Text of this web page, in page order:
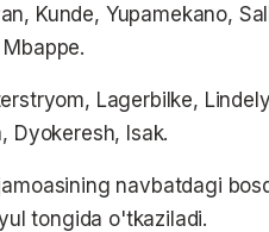
Kunde, Yupamekano,
Lagerbilke,
Dyokeresh, Isak.
navbatdagi
tongida o'tkaziladi.